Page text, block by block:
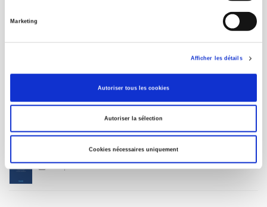
Marketing
Afficher les détails
Autoriser tous les cookies
Autoriser la sélection
Cookies nécessaires uniquement
FOREIGN RIGHTS
POUR LES LIBRAIRES
La France et l'Union européenne
4 sept. 2026